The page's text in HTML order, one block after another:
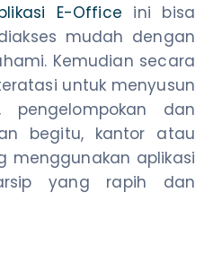
E-Office ini bisa
mudah dengan
Kemudian secara
untuk menyusun
pengelompokan dan
begitu, kantor atau
menggunakan aplikasi
yang rapih dan